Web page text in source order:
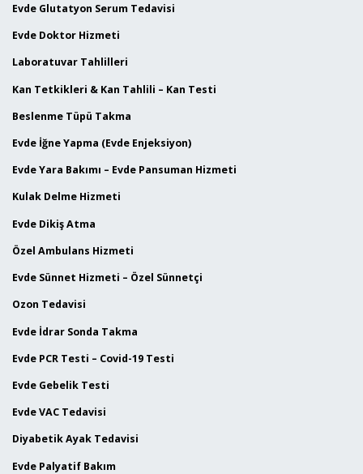
Evde Glutatyon Serum Tedavisi
Evde Doktor Hizmeti
Laboratuvar Tahlilleri
Kan Tetkikleri & Kan Tahlili – Kan Testi
Beslenme Tüpü Takma
Evde İğne Yapma (Evde Enjeksiyon)
Evde Yara Bakımı – Evde Pansuman Hizmeti
Kulak Delme Hizmeti
Evde Dikiş Atma
Özel Ambulans Hizmeti
Evde Sünnet Hizmeti – Özel Sünnetçi
Ozon Tedavisi
Evde İdrar Sonda Takma
Evde PCR Testi – Covid-19 Testi
Evde Gebelik Testi
Evde VAC Tedavisi
Diyabetik Ayak Tedavisi
Evde Palyatif Bakım